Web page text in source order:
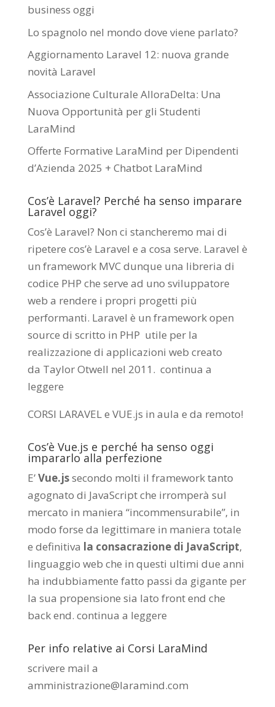
business oggi
Lo spagnolo nel mondo dove viene parlato?
Aggiornamento Laravel 12: nuova grande
novità Laravel
Associazione Culturale AlloraDelta: Una
Nuova Opportunità per gli Studenti
LaraMind
Offerte Formative LaraMind per Dipendenti
d’Azienda 2025 + Chatbot LaraMind
Cos’è Laravel? Perché ha senso imparare
Laravel oggi?
Cos’è Laravel? Non ci stancheremo mai di
ripetere cos’è Laravel e a cosa serve. Laravel è
un framework MVC dunque una libreria di
codice PHP che serve ad uno sviluppatore
web a rendere i propri progetti più
performanti. Laravel è un framework open
source di scritto in PHP utile per la
realizzazione di applicazioni web creato
da Taylor Otwell nel 2011. continua a
leggere
CORSI LARAVEL e VUE.js in aula e da remoto!
Cos’è Vue.js e perché ha senso oggi
impararlo alla perfezione
E’Vue.jssecondo molti il framework tanto
agognato di JavaScript che irromperà sul
mercato in maniera “incommensurabile”, in
modo forse da legittimare in maniera totale
e definitiva la consacrazione di JavaScript,
linguaggio web che in questi ultimi due anni
ha indubbiamente fatto passi da gigante per
la sua propensione sia lato front end che
back end. continua a leggere
Per info relative ai Corsi LaraMind
scrivere mail a
amministrazione@laramind.com